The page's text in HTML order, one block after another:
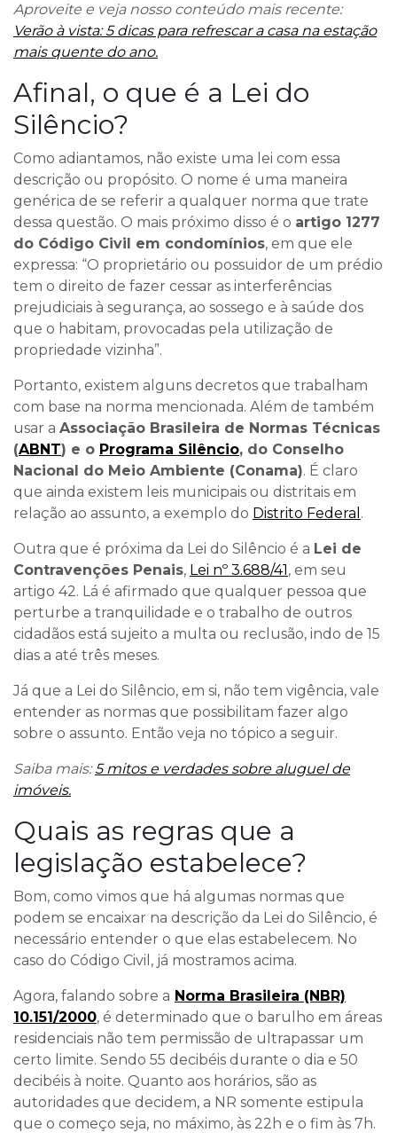
Aproveite e veja nosso conteúdo mais recente:
Verão à vista: 5 dicas para refrescar a casa na estação
mais quente do ano.
Afinal, o que é a Lei do
Silêncio?
Como adiantamos, não existe uma lei com essa
descrição ou propósito. O nome é uma maneira
genérica de se referir a qualquer norma que trate
dessa questão. O mais próximo disso é o artigo 1277
do Código Civil em condomínios, em que ele
expressa: “O proprietário ou possuidor de um prédio
tem o direito de fazer cessar as interferências
prejudiciais à segurança, ao sossego e à saúde dos
que o habitam, provocadas pela utilização de
propriedade vizinha”.
Portanto, existem alguns decretos que trabalham
com base na norma mencionada. Além de também
usar a Associação Brasileira de Normas Técnicas
(ABNT) e o Programa Silêncio, do Conselho
Nacional do Meio Ambiente (Conama). É claro
que ainda existem leis municipais ou distritais em
relação ao assunto, a exemplo do Distrito Federal .
Outra que é próxima da Lei do Silêncio é a Lei de
Contravenções Penais, Lei nº 3.688/41 , em seu
artigo 42. Lá é afirmado que qualquer pessoa que
perturbe a tranquilidade e o trabalho de outros
cidadãos está sujeito a multa ou reclusão, indo de 15
dias a até três meses.
Já que a Lei do Silêncio, em si, não tem vigência, vale
entender as normas que possibilitam fazer algo
sobre o assunto. Então veja no tópico a seguir.
Saiba mais:5 mitos e verdades sobre aluguel de
imóveis.
Quais as regras que a
legislação estabelece?
Bom, como vimos que há algumas normas que
podem se encaixar na descrição da Lei do Silêncio, é
necessário entender o que elas estabelecem. No
caso do Código Civil, já mostramos acima.
Agora, falando sobre a Norma Brasileira (NBR)
10.151/2000, é determinado que o barulho em áreas
residenciais não tem permissão de ultrapassar um
certo limite. Sendo 55 decibéis durante o dia e 50
decibéis à noite. Quanto aos horários, são as
autoridades que decidem, a NR somente estipula
que o começo seja, no máximo, às 22h e o fim às 7h.